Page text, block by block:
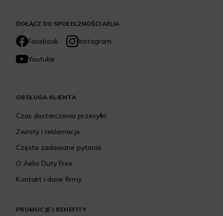
DOŁĄCZ DO SPOŁECZNOŚCI AELIA
Facebook
Instagram
Youtube
OBSŁUGA KLIENTA
Czas dostarczenia przesyłki
Zwroty i reklamacje
Często zadawane pytania
O Aelia Duty Free
Kontakt i dane firmy
PROMOCJE I BENEFITY